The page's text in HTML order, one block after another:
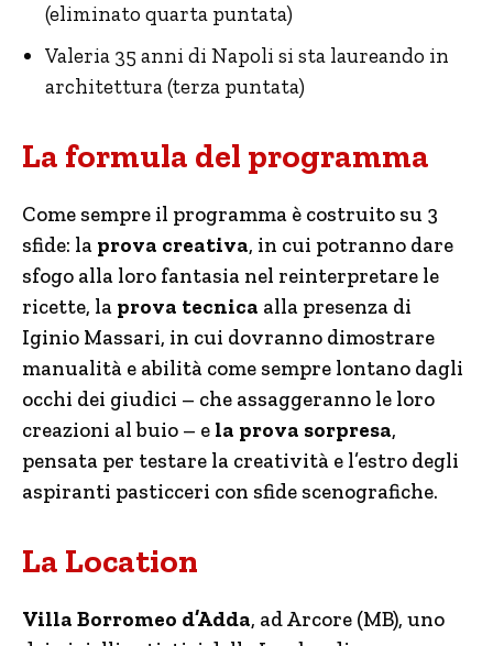
(eliminato quarta puntata)
Valeria 35 anni di Napoli si sta laureando in
architettura (terza puntata)
La formula del programma
Come sempre il programma è costruito su 3
sfide: la prova creativa, in cui potranno dare
sfogo alla loro fantasia nel reinterpretare le
ricette, la prova tecnica alla presenza di
Iginio Massari, in cui dovranno dimostrare
manualità e abilità come sempre lontano dagli
occhi dei giudici – che assaggeranno le loro
creazioni al buio – e la prova sorpresa,
pensata per testare la creatività e l’estro degli
aspiranti pasticceri con sfide scenografiche.
La Location
Villa Borromeo d’Adda, ad Arcore (MB), uno